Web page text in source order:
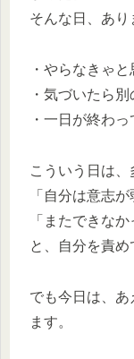
そんな日、あり
・やらなきゃ
・気づいたら
・一日が終わ
こういう日は
「自分は意志が
「またできなか
と、自分を責め
でも今日は、
ます。